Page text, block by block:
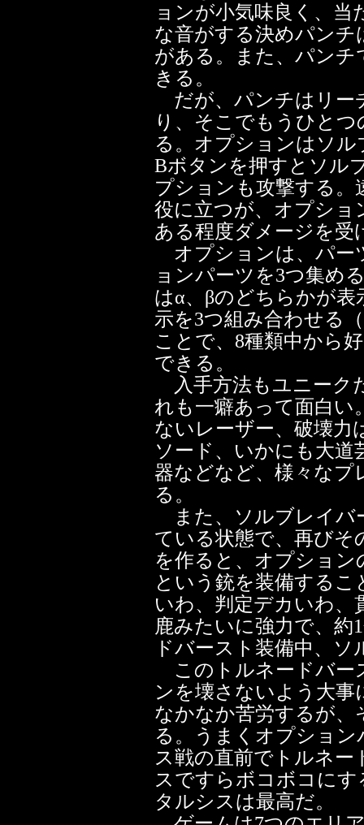
ョンが小気味良く、
な音がする決めパン
がある。また、パンチ
きる。
だが、パンチはリー
り、そこでもうひと
る。オプションはソ
Bボタンを押すとソル
プションも攻撃する。
役に立つが、オプショ
ある程度ダメージを受
オプションは、パー
ョンパーツを3つ集め
はα、βのどちらかが
示を3つ組み合わせる
ことで、8種類中から
できる。
入手方法もユニーク
れも一癖あって面白い
ないレーザー、破壊力
ソード、いかにも大
器などなど、様々な
る。
また、ソルブレイバ
ている状態で、再び
を作ると、オプショ
という銃を装備する
いわ、判定デカいわ、
鹿みたいに強力で、約
ドバースト装備中、
このトルネードバー
ンを壊さないよう大
なかなか苦労するが
る。うまくオプショ
ス戦の直前でトルネ
スですらボコボコに
タルシスは最高だ。